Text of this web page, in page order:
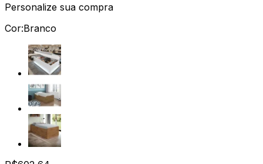
Personalize sua compra
Cor:Branco